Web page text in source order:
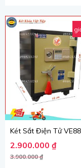
Két Sắt Điện Tử
3.900.000₫
Giá gốc là:
2.900.000 ₫
Giá hiện tại là: